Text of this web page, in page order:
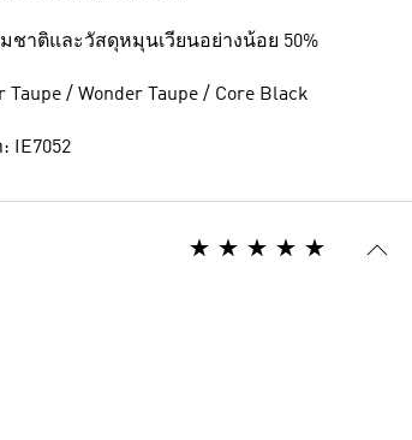
ชาติและวัสดุหมุนเวียนอย่างน้อย 50%
Taupe / Wonder Taupe / Core Black
IE7052